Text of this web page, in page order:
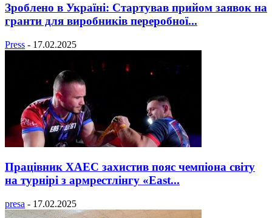
Зроблено в Україні: Стартував прийом заявок на
гранти для виробників переробної...
Press - 17.02.2025
Працівник ХАЕС захистив пояс чемпіона світу
на турнірі з армрестлінгу «East...
presa - 17.02.2025